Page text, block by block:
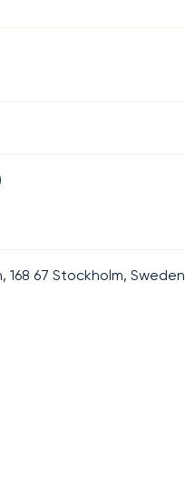
168 67 Stockholm, Sweden